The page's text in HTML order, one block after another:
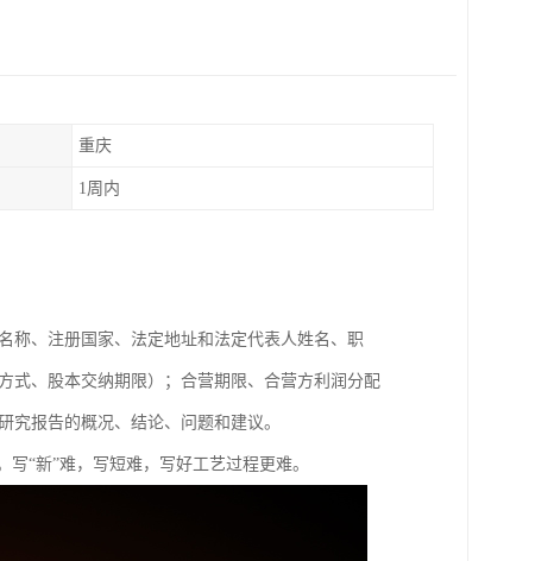
重庆
1周内
称、注册国家、法定地址和法定代表人姓名、职
式、股本交纳期限）；合营期限、合营方利润分配
报告的概况、结论、问题和建议。
“新”难，写短难，写好工艺过程更难。